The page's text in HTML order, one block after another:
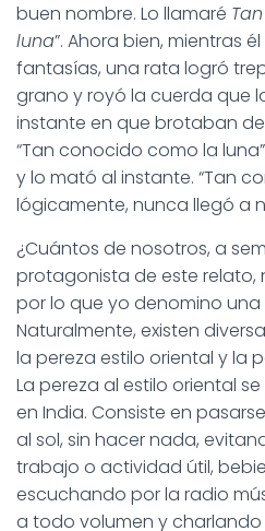
buen nombre. Lo llamaré
luna”. Ahora bien, mientras
fantasías, una rata logró
grano y royó la cuerda que
instante en que brotaban
“Tan conocido como la
y lo mató al instante. “Tan
lógicamente, nunca llegó a
¿Cuántos de nosotros, a
protagonista de este relato,
por lo que yo denomino una
Naturalmente, existen
la pereza estilo oriental y la
La pereza al estilo oriental
en India. Consiste en
al sol, sin hacer nada,
trabajo o actividad útil,
escuchando por la radio
a todo volumen y charlando